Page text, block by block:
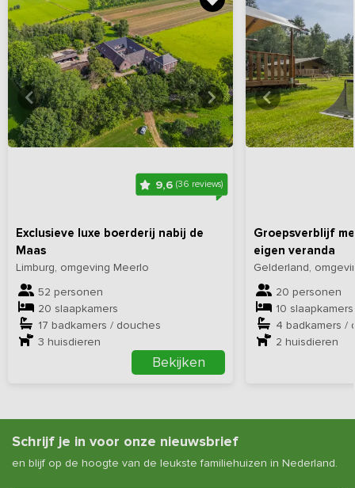
9,6 (36 reviews)
Exclusieve luxe boerderij nabij de
Maas
Limburg, omgeving Meerlo
52 personen
20 slaapkamers
17 badkamers / douches
3 huisdieren
Bekijken
Bekijkhieralle foto's
Groepsverblijf
eigen veranda
Gelderland,
20 personen
10 slaapkamers
4 badkamers /
2 huisdieren
Bekijk
Schrijf je in voor onze nieuwsbrief
en blijf op de hoogte van de leukste familiehuizen in Nederland.